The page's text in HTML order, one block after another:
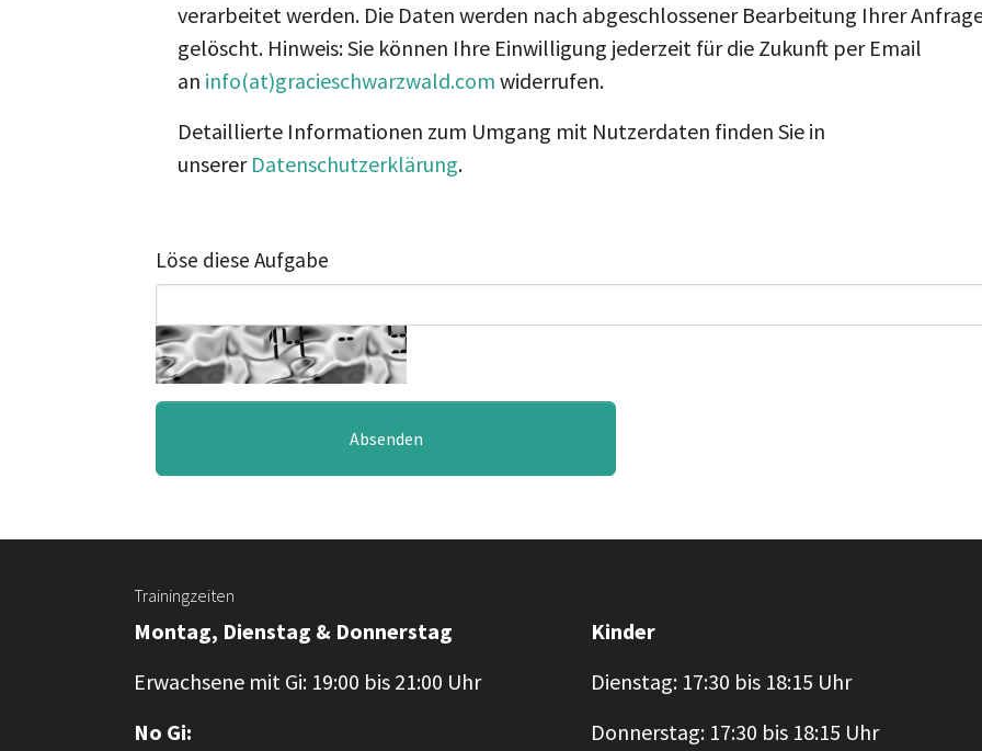
verarbeitet werden. Die Daten werden nach abgeschlossener Bearbeitung Ihrer
gelöscht. Hinweis: Sie können Ihre Einwilligung jederzeit für die Zukunft per Email
an info(at)gracieschwarzwald.com widerrufen.
Detaillierte Informationen zum Umgang mit Nutzerdaten finden Sie in
unserer Datenschutzerklärung.
Löse diese Aufgabe
Trainingzeiten
Montag, Dienstag & Donnerstag
Erwachsene mit Gi: 19:00 bis 21:00 Uhr
No Gi:
Kinder
Dienstag: 17:30 bis 18:15 Uhr
Donnerstag: 17:30 bis 18:15 Uhr